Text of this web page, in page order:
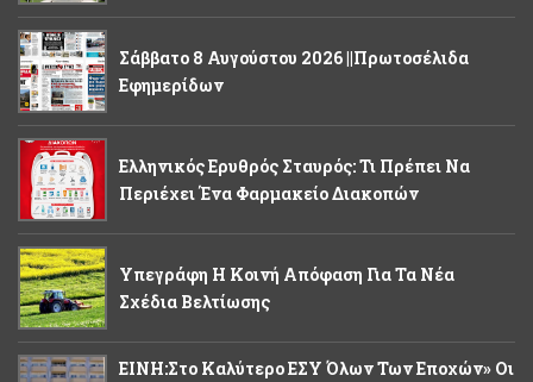
Σάββατο 8 Αυγούστου 2026 ||Πρωτοσέλιδα
Εφημερίδων
Ελληνικός Ερυθρός Σταυρός: Τι Πρέπει Να
Περιέχει Ένα Φαρμακείο Διακοπών
Υπεγράφη Η Κοινή Απόφαση Για Τα Νέα
Σχέδια Βελτίωσης
ΕΙΝΗ:Στο Καλύτερο ΕΣΥ Όλων Των Εποχών» Οι